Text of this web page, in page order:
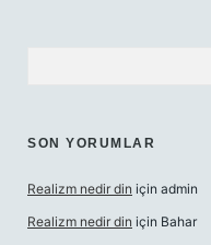
SON YORUMLAR
Realizm nedir din için admin
Realizm nedir din için Bahar